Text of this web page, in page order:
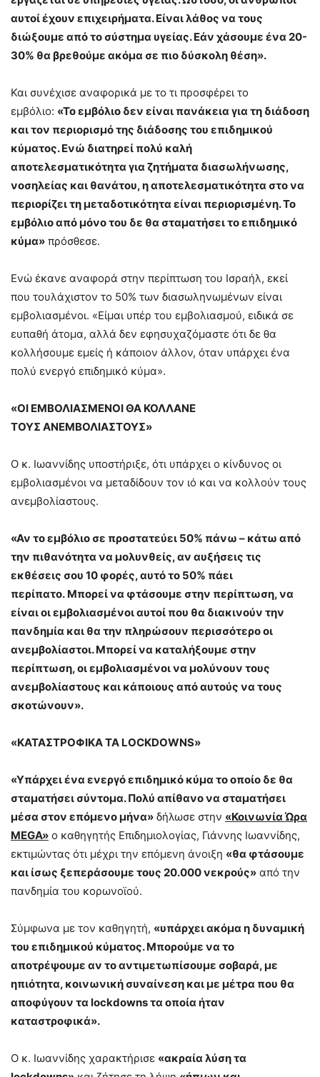
αυτοί έχουν επιχειρήματα. Είναι λάθος να τους
διώξουμε από το σύστημα υγείας. Εάν χάσουμε ένα 20-
30% θα βρεθούμε ακόμα σε πιο δύσκολη θέση».
Και συνέχισε αναφορικά με το τι προσφέρει το
εμβόλιο: «Το εμβόλιο δεν είναι πανάκεια για τη διάδοση
και τον περιορισμό της διάδοσης του επιδημικού
κύματος. Ενώ διατηρεί πολύ καλή
αποτελεσματικότητα για ζητήματα διασωλήνωσης,
νοσηλείας και θανάτου, η αποτελεσματικότητα στο να
περιορίζει τη μεταδοτικότητα είναι περιορισμένη. Το
εμβόλιο από μόνο του δε θα σταματήσει το επιδημικό
κύμα» πρόσθεσε.
Ενώ έκανε αναφορά στην περίπτωση του Ισραήλ, εκεί
που τουλάχιστον το 50% των διασωληνωμένων είναι
εμβολιασμένοι. «Είμαι υπέρ του εμβολιασμού, ειδικά σε
ευπαθή άτομα, αλλά δεν εφησυχαζόμαστε ότι δε θα
κολλήσουμε εμείς ή κάποιον άλλον, όταν υπάρχει ένα
πολύ ενεργό επιδημικό κύμα».
«ΟΙ ΕΜΒΟΛΙΑΣΜΕΝΟΙ ΘΑ ΚΟΛΛΑΝΕ
ΤΟΥΣ ΑΝΕΜΒΟΛΙΑΣΤΟΥΣ»
Ο κ. Ιωαννίδης υποστήριξε, ότι υπάρχει ο κίνδυνος οι
εμβολιασμένοι να μεταδίδουν τον ιό και να κολλούν τους
ανεμβολίαστους.
«Αν το εμβόλιο σε προστατεύει 50% πάνω – κάτω από
την πιθανότητα να μολυνθείς, αν αυξήσεις τις
εκθέσεις σου 10 φορές, αυτό το 50% πάει
περίπατο. Μπορεί να φτάσουμε στην περίπτωση, να
είναι οι εμβολιασμένοι αυτοί που θα διακινούν την
πανδημία και θα την πληρώσουν περισσότερο οι
ανεμβολίαστοι. Μπορεί να καταλήξουμε στην
περίπτωση, οι εμβολιασμένοι να μολύνουν τους
ανεμβολίαστους και κάποιους από αυτούς να τους
σκοτώνουν».
«ΚΑΤΑΣΤΡΟΦΙΚΑ ΤΑ LOCKDOWNS»
«Υπάρχει ένα ενεργό επιδημικό κύμα το οποίο δε θα
σταματήσει σύντομα. Πολύ απίθανο να σταματήσει
μέσα στον επόμενο μήνα» δήλωσε στην «Κοινωνία Ώρα
MEGA» ο καθηγητής Επιδημιολογίας, Γιάννης Ιωαννίδης,
εκτιμώντας ότι μέχρι την επόμενη άνοιξη «θα φτάσουμε
και ίσως ξεπεράσουμε τους 20.000 νεκρούς» από την
πανδημία του κορωνοϊού.
Σύμφωνα με τον καθηγητή, «υπάρχει ακόμα η δυναμική
του επιδημικού κύματος. Μπορούμε να το
αποτρέψουμε αν το αντιμετωπίσουμε σοβαρά, με
ηπιότητα, κοινωνική συναίνεση και με μέτρα που θα
αποφύγουν τα lockdowns τα οποία ήταν
καταστροφικά».
Ο κ. Ιωαννίδης χαρακτήρισε «ακραία λύση τα